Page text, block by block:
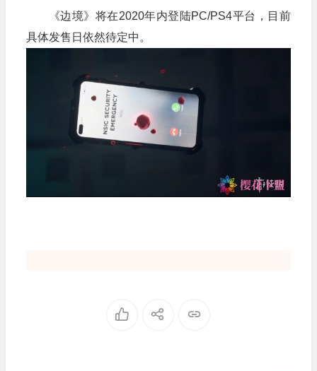
《边境》将在2020年内登陆PC/PS4平台，目前
具体发售日依然待定中。